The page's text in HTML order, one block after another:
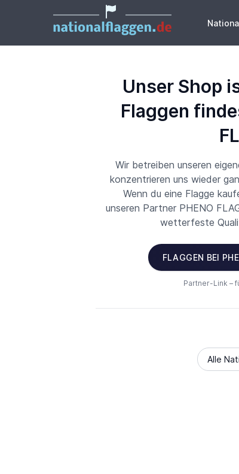
Unser Shop
Flaggen
Wir betreiben unseren
konzentrieren uns wieder
Wenn du eine Flagge
unseren Partner PHENO
wetterfeste
FLAGGEN BEI
Partner-Link –
Alle